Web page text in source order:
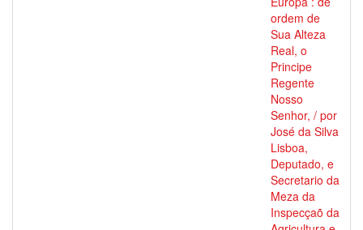
ordem de
Sua Alteza
Real, o
Principe
Regente
Nosso
Senhor, / por
José da Silva
Lisboa,
Deputado, e
Secretario da
Meza da
Inspecçaõ da